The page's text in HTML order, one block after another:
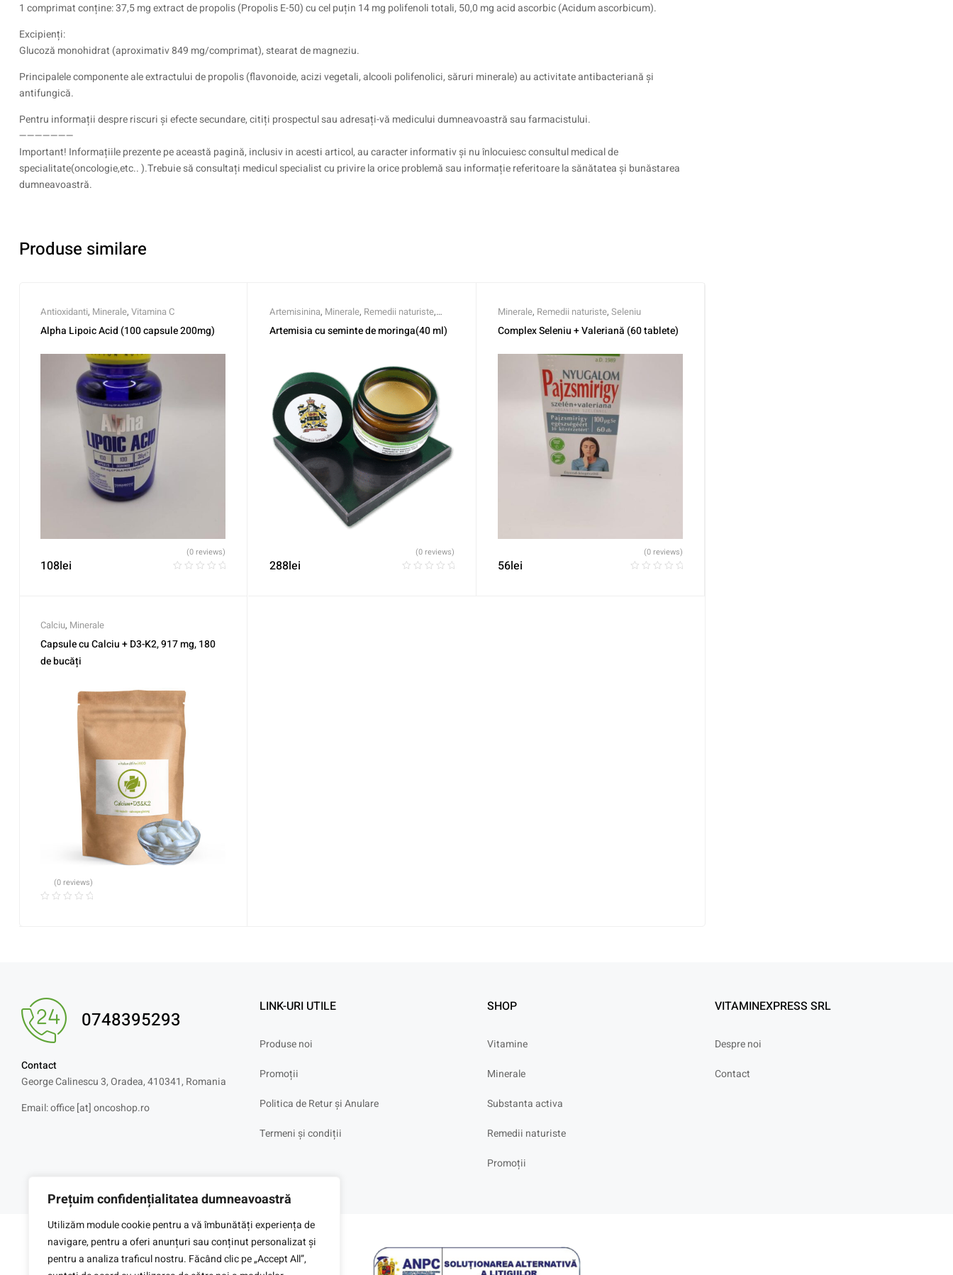
Prețuim confidențialitatea dumneavoastră
Utilizăm module cookie pentru a vă îmbunătăți experiența de
navigare, pentru a oferi anunțuri sau conținut personalizat și
pentru a analiza traficul nostru. Făcând clic pe „Accept All”,
1 comprimat conține: 37,5 mg extract de propolis (Propolis E-50) cu cel puțin 14 mg polifenoli totali, 50,0 mg acid ascorbic (Acidum ascorbicum).
Excipienți:
Glucoză monohidrat (aproximativ 849 mg/comprimat), stearat de magneziu.
Principalele componente ale extractului de propolis (flavonoide, acizi vegetali, alcooli polifenolici, săruri minerale) au activitate antibacteriană și
antifungică.
Pentru informații despre riscuri și efecte secundare, citiți prospectul sau adresați-vă medicului dumneavoastră sau farmacistului.
———————
Important! Informațiile prezente pe această pagină, inclusiv in acesti articol, au caracter informativ și nu înlocuiesc consultul medical de
specialitate(oncologie,etc.. ).Trebuie să consultați medicul specialist cu privire la orice problemă sau informație referitoare la sănătatea și bunăstarea
dumneavoastră.
Produse similare
Antioxidanti, Minerale, Vitamina C
Alpha Lipoic Acid (100 capsule 200mg)
108lei
(0 reviews)
Artemisinina, Minerale, Remedii naturiste,
Vitamina E,Vitamine
Artemisia cu seminte de moringa(40 ml)
288lei
(0 reviews)
Minerale, Remedii naturiste, Seleniu
Complex Seleniu + Valeriană (60 tablete)
56lei
(0 reviews)
Calciu, Minerale
Capsule cu Calciu + D3-K2, 917 mg, 180
de bucăți
(0 reviews)
0748395293
Contact
George Calinescu 3, Oradea, 410341, Romania
Email: office [at] oncoshop.ro
LINK-URI UTILE
Produse noi
Promoții
Politica de Retur și Anulare
Termeni și condiții
SHOP
Vitamine
Minerale
Substanta activa
Remedii naturiste
Promoții
VITAMINEXPRESS SRL
Despre noi
Contact